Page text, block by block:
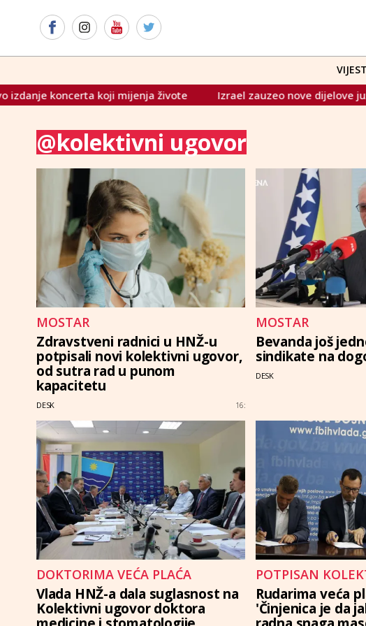
koji mijenja živote Izrael zauzeo nove dijelove južnog
@kolektivni ugovor
MOSTAR
Zdravstveni radnici u HNŽ-u
potpisali novi kolektivni ugovor,
od sutra rad u punom
kapacitetu
DESK 16:
MOSTAR
Bevanda još
sindikate na
DESK
DOKTORIMA VEĆA PLAĆA
Vlada HNŽ-a dala suglasnost na
Kolektivni ugovor doktora
POTPISAN
Rudarima veća
'Činjenica je da